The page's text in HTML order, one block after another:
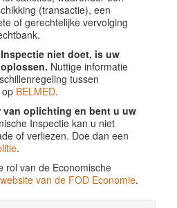
(transactie), een
of gerechtelijke vervolging
niet doet, is uw
Nuttige informatie
tussen
BELMED.
oplichting en bent u uw
Inspectie kan u niet
of verliezen. Doe dan een
.
rol van de Economische
van de FOD Economie.